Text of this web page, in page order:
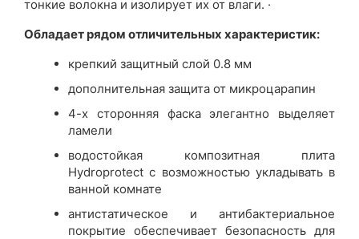
тонкие волокна и изолирует их от влаги. ·
Обладает рядом отличительных характеристик:
крепкий защитный слой 0.8 мм
дополнительная защита от микроцарапин
4-х сторонняя фаска элегантно выделяет
ламели
водостойкая композитная плита
Hydroprotect c возможностью укладывать в
ванной комнате
антистатическое и антибактериальное
покрытие обеспечивает безопасность для